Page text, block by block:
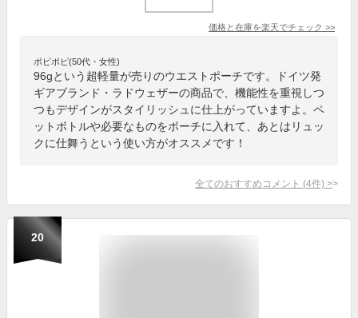
価格と在庫を楽天でチェック >>
ポピポピ(50代・女性)
96gという超軽量が売りのウエストポーチです。ドイツ発
ギアブランド・ラドウェザーの商品で、機能性を重視しつ
つもデザインがスタイリッシュに仕上がっていますよ。ペ
ットボトルや必要なものをポーチに入れて、あとはリュッ
クに仕舞うという使い方がオススメです！
全てのおすすめコメント (4件) >
20